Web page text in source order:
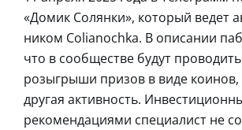
«Домик Солянки», который ведет
ником Colianochka. В описании
что в сообществе будут
розыгрыши призов в виде
другая активность.
рекомендациями специалист не